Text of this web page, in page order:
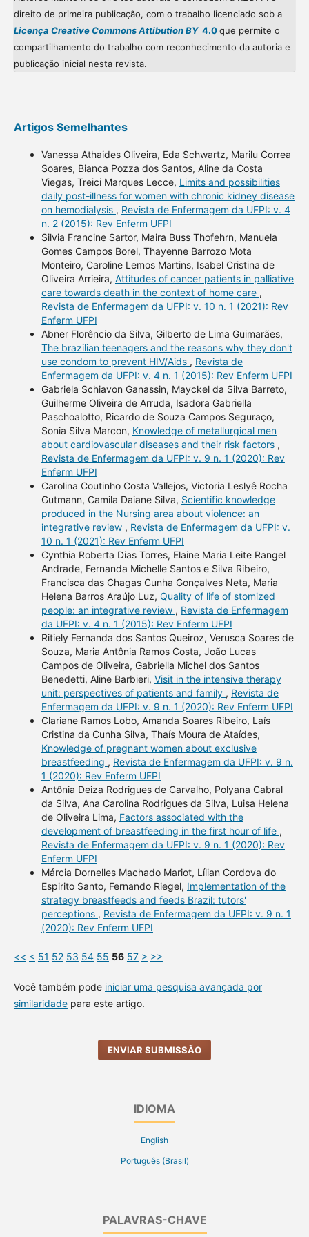
direito de primeira publicação, com o trabalho licenciado sob a
Licença Creative Commons Attibution BY4.0que permite o
compartilhamento do trabalho com reconhecimento da autoria e
publicação inicial nesta revista.
Artigos Semelhantes
Vanessa Athaides Oliveira, Eda Schwartz, Marilu Correa
Soares, Bianca Pozza dos Santos, Aline da Costa
Viegas, Treici Marques Lecce, Limits and possibilities
daily post-illness for women with chronic kidney disease
on hemodialysis , Revista de Enfermagem da UFPI: v. 4
n. 2 (2015): Rev Enferm UFPI
Silvia Francine Sartor, Maira Buss Thofehrn, Manuela
Gomes Campos Borel, Thayenne Barrozo Mota
Monteiro, Caroline Lemos Martins, Isabel Cristina de
Oliveira Arrieira, Attitudes of cancer patients in palliative
care towards death in the context of home care ,
Revista de Enfermagem da UFPI: v. 10 n. 1 (2021): Rev
Enferm UFPI
Abner Florêncio da Silva, Gilberto de Lima Guimarães,
The brazilian teenagers and the reasons why they don't
use condom to prevent HIV/Aids , Revista de
Enfermagem da UFPI: v. 4 n. 1 (2015): Rev Enferm UFPI
Gabriela Schiavon Ganassin, Mayckel da Silva Barreto,
Guilherme Oliveira de Arruda, Isadora Gabriella
Paschoalotto, Ricardo de Souza Campos Seguraço,
Sonia Silva Marcon, Knowledge of metallurgical men
about cardiovascular diseases and their risk factors ,
Revista de Enfermagem da UFPI: v. 9 n. 1 (2020): Rev
Enferm UFPI
Carolina Coutinho Costa Vallejos, Victoria Leslyê Rocha
Gutmann, Camila Daiane Silva, Scientific knowledge
produced in the Nursing area about violence: an
integrative review , Revista de Enfermagem da UFPI: v.
10 n. 1 (2021): Rev Enferm UFPI
Cynthia Roberta Dias Torres, Elaine Maria Leite Rangel
Andrade, Fernanda Michelle Santos e Silva Ribeiro,
Francisca das Chagas Cunha Gonçalves Neta, Maria
Helena Barros Araújo Luz, Quality of life of stomized
people: an integrative review , Revista de Enfermagem
da UFPI: v. 4 n. 1 (2015): Rev Enferm UFPI
Ritiely Fernanda dos Santos Queiroz, Verusca Soares de
Souza, Maria Antônia Ramos Costa, João Lucas
Campos de Oliveira, Gabriella Michel dos Santos
Benedetti, Aline Barbieri, Visit in the intensive therapy
unit: perspectives of patients and family , Revista de
Enfermagem da UFPI: v. 9 n. 1 (2020): Rev Enferm UFPI
Clariane Ramos Lobo, Amanda Soares Ribeiro, Laís
Cristina da Cunha Silva, Thaís Moura de Ataídes,
Knowledge of pregnant women about exclusive
breastfeeding , Revista de Enfermagem da UFPI: v. 9 n.
1 (2020): Rev Enferm UFPI
Antônia Deiza Rodrigues de Carvalho, Polyana Cabral
da Silva, Ana Carolina Rodrigues da Silva, Luisa Helena
de Oliveira Lima, Factors associated with the
development of breastfeeding in the first hour of life ,
Revista de Enfermagem da UFPI: v. 9 n. 1 (2020): Rev
Enferm UFPI
Márcia Dornelles Machado Mariot, Lílian Cordova do
Espirito Santo, Fernando Riegel, Implementation of the
strategy breastfeeds and feeds Brazil: tutors'
perceptions , Revista de Enfermagem da UFPI: v. 9 n. 1
(2020): Rev Enferm UFPI
<< < 51 52 53 54 55 56 57 > >>
Você também pode iniciar uma pesquisa avançada por
similaridadepara este artigo.
ENVIAR SUBMISSÃO
IDIOMA
English
Português (Brasil)
PALAVRAS-CHAVE